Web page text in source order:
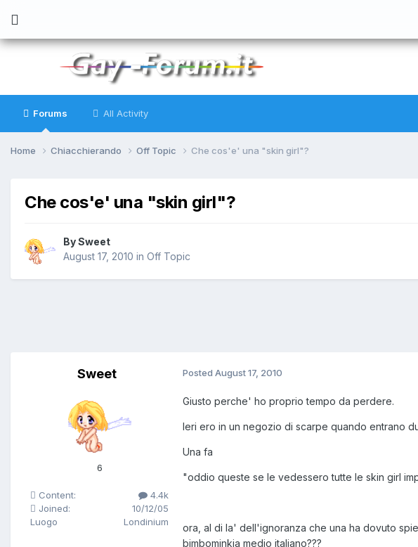
Forums All Activity
Home Chiacchierando Off Topic Che cos'e' una "skin girl"?
Che cos'e' una "skin girl"?
BySweet
August 17, 2010 in Off Topic
Sweet
6
Content:
4.4k
Joined:
10/12/05
Luogo
Londinium
Posted August 17, 2010
Giusto perche' ho proprio tempo da perdere.
Ieri ero in un negozio di scarpe quando entrano
Una fa
"oddio queste se le vedessero tutte le skin girl
ora, al di la' dell'ignoranza che una ha dovuto
bimbominkia medio italiano???